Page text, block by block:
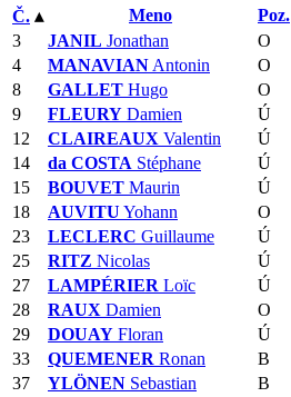
Č. ▴ Meno Poz.
3
JANIL Jonathan O
4
MANAVIAN Antonin O
8
GALLET Hugo O
9
FLEURY Damien Ú
12
CLAIREAUX Valentin Ú
14
da COSTA Stéphane Ú
15
BOUVET Maurin Ú
18
AUVITU Yohann O
23
LECLERC Guillaume Ú
25
RITZ Nicolas Ú
27
LAMPÉRIER Loïc Ú
28
RAUX Damien O
29
DOUAY Floran Ú
33
QUEMENER Ronan B
37
YLÖNEN Sebastian B